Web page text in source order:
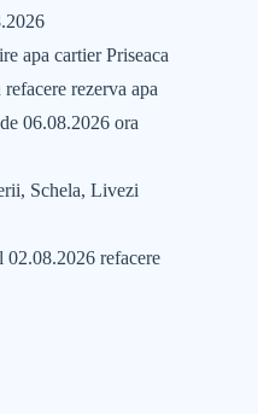
apa cartier Priseaca
rezerva apa
06.08.2026 ora
Schela, Livezi
refacere